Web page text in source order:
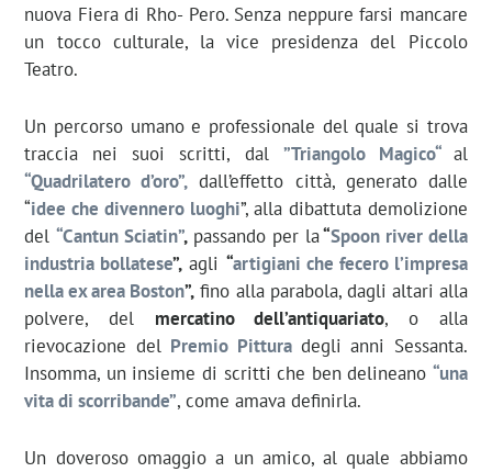
nuova Fiera di Rho- Pero. Senza neppure farsi mancare
un tocco culturale, la vice presidenza del Piccolo
Teatro.
Un percorso umano e professionale del quale si trova
traccia nei suoi scritti, dal ”Triangolo Magico“ al
“Quadrilatero d’oro”, dall’effetto città, generato dalle
“idee che divennero luoghi”, alla dibattuta demolizione
del“Cantun Sciatin”,passando per la“Spoon river della
industria bollatese”, agli “artigiani che fecero l’impresa
nella ex area Boston”, fino alla parabola, dagli altari alla
polvere, del mercatino dell’antiquariato, o alla
rievocazione del Premio Pitturadegli anni Sessanta.
Insomma, un insieme di scritti che ben delineano “una
vita di scorribande”, come amava definirla.
Un doveroso omaggio a un amico, al quale abbiamo